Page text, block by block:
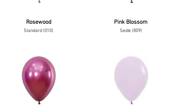
Rosewood
Standard (010)
Pink Blossom
Seide (809)